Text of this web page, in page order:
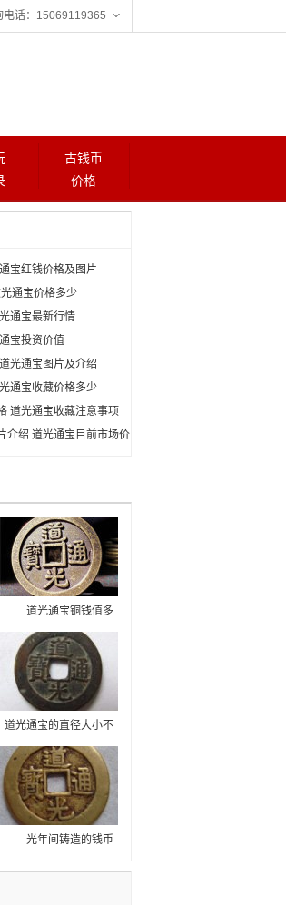
电话：15069119365
古钱币
价格
宝红钱价格及图片
通宝价格多少
通宝最新行情
宝投资价值
光通宝图片及介绍
通宝收藏价格多少
道光通宝收藏注意事项
介绍 道光通宝目前市场价
道光通宝铜钱值多
少钱一枚？今天要介绍
的是道光通宝，这是在
古钱币的收藏中价格比
较适中的，市场上火热
的古钱币投资币种不能
避免有炒作的嫌疑，收
注意。
道光通宝的直径大小不
一，有2.2厘米的也有
2.4厘米的，直径不同重
量也不一样。总体来说
道光通宝的制作工艺水
平地下，看起来粗糙不
堪，再加上个人擅自铸
流通的钱币质量和大小
光年间铸造的钱币
我国古代钱币之